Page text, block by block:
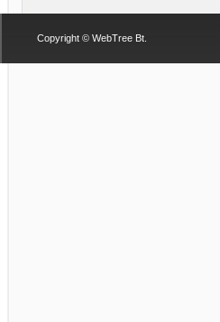
Copyright © WebTree Bt.